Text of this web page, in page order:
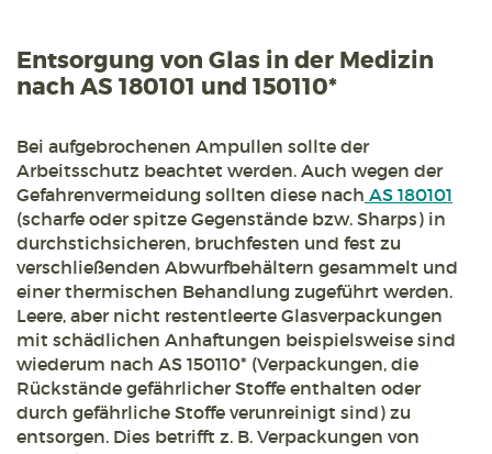
Entsorgung von Glas in der Medizin
nach AS 180101 und 150110*
Bei aufgebrochenen Ampullen sollte der
Arbeitsschutz beachtet werden. Auch wegen der
Gefahrenvermeidung sollten diese nach AS 180101
(scharfe oder spitze Gegenstände bzw. Sharps) in
durchstichsicheren, bruchfesten und fest zu
verschließenden Abwurfbehältern gesammelt und
einer thermischen Behandlung zugeführt werden.
Leere, aber nicht restentleerte Glasverpackungen
mit schädlichen Anhaftungen beispielsweise sind
wiederum nach AS 150110* (Verpackungen, die
Rückstände gefährlicher Stoffe enthalten oder
durch gefährliche Stoffe verunreinigt sind) zu
entsorgen. Dies betrifft z. B. Verpackungen von